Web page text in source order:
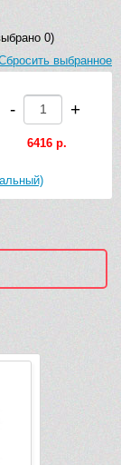
0)
выбранное
- +
6416 р.